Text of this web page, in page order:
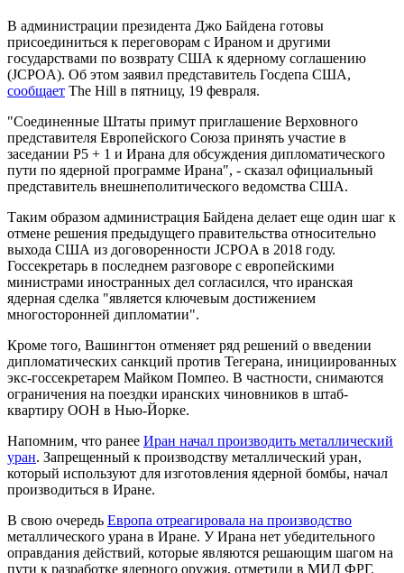
В администрации президента Джо Байдена готовы
присоединиться к переговорам с Ираном и другими
государствами по возврату США к ядерному соглашению
(JCPOA). Об этом заявил представитель Госдепа США,
сообщает The Hill в пятницу, 19 февраля.
"Соединенные Штаты примут приглашение Верховного
представителя Европейского Союза принять участие в
заседании P5 + 1 и Ирана для обсуждения дипломатического
пути по ядерной программе Ирана", - сказал официальный
представитель внешнеполитического ведомства США.
Таким образом администрация Байдена делает еще один шаг к
отмене решения предыдущего правительства относительно
выхода США из договоренности JCPOA в 2018 году.
Госсекретарь в последнем разговоре с европейскими
министрами иностранных дел согласился, что иранская
ядерная сделка "является ключевым достижением
многосторонней дипломатии".
Кроме того, Вашингтон отменяет ряд решений о введении
дипломатических санкций против Тегерана, инициированных
экс-госсекретарем Майком Помпео. В частности, снимаются
ограничения на поездки иранских чиновников в штаб-
квартиру ООН в Нью-Йорке.
Напомним, что ранее Иран начал производить металлический
уран. Запрещенный к производству металлический уран,
который используют для изготовления ядерной бомбы, начал
производиться в Иране.
В свою очередь Европа отреагировала на производство
металлического урана в Иране. У Ирана нет убедительного
оправдания действий, которые являются решающим шагом на
пути к разработке ядерного оружия, отметили в МИД ФРГ.